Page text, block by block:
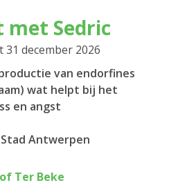
met Sedric
december 2026
van endorfines
wat helpt bij het
en angst
Antwerpen
Ter Beke